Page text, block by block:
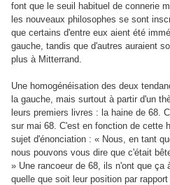
font que le seuil habituel de connerie
les nouveaux philosophes se sont
que certains d'entre eux aient été
gauche, tandis que d'autres auraient
plus à Mitterrand.
Une homogénéisation des deux
la gauche, mais surtout à partir d'un
leurs premiers livres : la haine de 68.
sur mai 68. C'est en fonction de cette
sujet d'énonciation : « Nous, en tant
nous pouvons vous dire que c'était
» Une rancoeur de 68, ils n'ont que ça
quelle que soit leur position par